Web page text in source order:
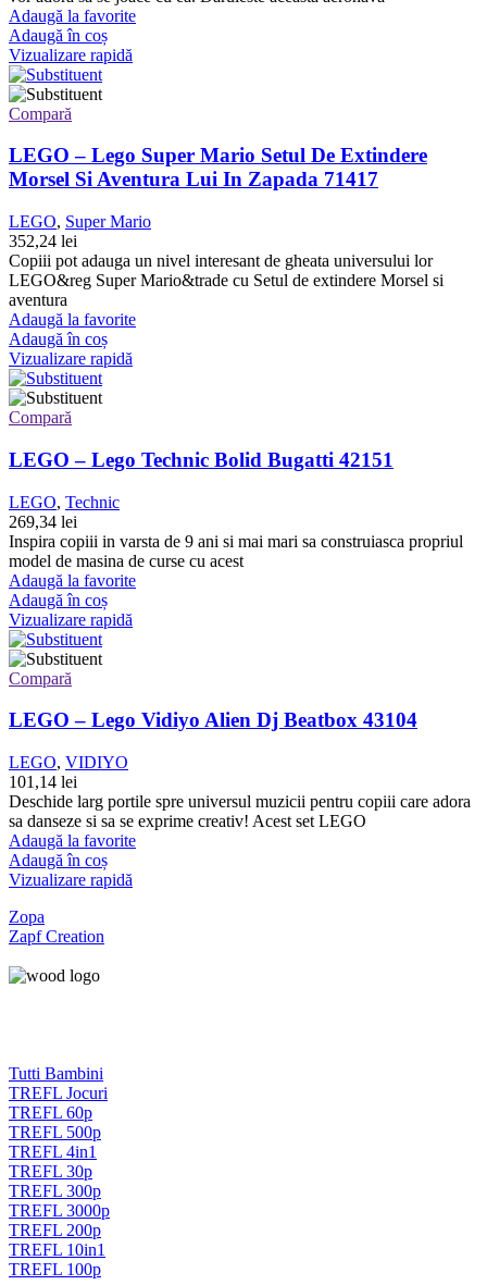
Adaugă la favorite
Adaugă în coș
Vizualizare rapidă
Compară
LEGO – Lego Super Mario Setul De Extindere
Morsel Si Aventura Lui In Zapada 71417
LEGO, Super Mario
352,24 lei
Copiii pot adauga un nivel interesant de gheata universului lor
LEGO&reg Super Mario&trade cu Setul de extindere Morsel si
aventura
Adaugă la favorite
Adaugă în coș
Vizualizare rapidă
Compară
LEGO – Lego Technic Bolid Bugatti 42151
LEGO, Technic
269,34 lei
Inspira copiii in varsta de 9 ani si mai mari sa construiasca propriul
model de masina de curse cu acest
Adaugă la favorite
Adaugă în coș
Vizualizare rapidă
Compară
LEGO – Lego Vidiyo Alien Dj Beatbox 43104
LEGO, VIDIYO
101,14 lei
Deschide larg portile spre universul muzicii pentru copiii care adora
sa danseze si sa se exprime creativ! Acest set LEGO
Adaugă la favorite
Adaugă în coș
Vizualizare rapidă
Zopa
Zapf Creation
Tutti Bambini
TREFL Jocuri
TREFL 60p
TREFL 500p
TREFL 4in1
TREFL 30p
TREFL 300p
TREFL 3000p
TREFL 200p
TREFL 10in1
TREFL 100p